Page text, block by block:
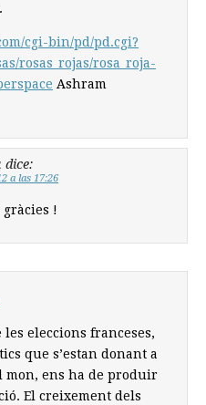
cgi-bin/pd/pd.cgi?
rosas_rojas/rosa_roja-
Ashram
dice:
a las 17:26
gràcies !
les eleccions franceses,
que s’estan donant a
mon, ens ha de produir
El creixement dels